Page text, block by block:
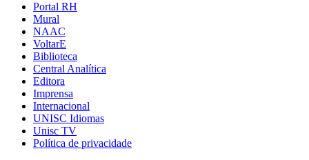
Portal RH
Mural
NAAC
VoltarE
Biblioteca
Central Analítica
Editora
Imprensa
Internacional
UNISC Idiomas
Unisc TV
Política de privacidade